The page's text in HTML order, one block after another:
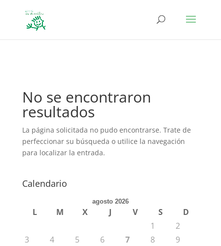
No se encontraron
resultados
La página solicitada no pudo encontrarse. Trate de
perfeccionar su búsqueda o utilice la navegación
para localizar la entrada.
Calendario
agosto 2026
L M X J V S
D
1
2
3
4 5 6 7 8
9